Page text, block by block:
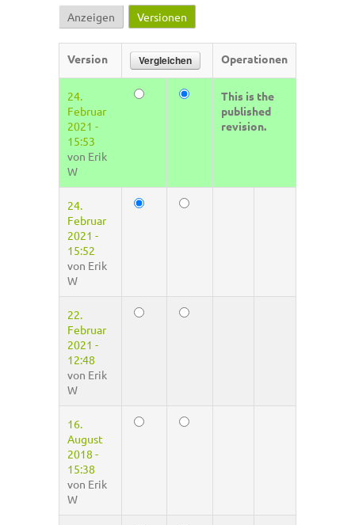
Haupt-Reiter
Anzeigen Versionen
Version Operationen
24.
Februar
2021 -
15:53
von Erik
W
This is the
published
revision.
24.
Februar
2021 -
15:52
von Erik
W
22.
Februar
2021 -
12:48
von Erik
W
16.
August
2018 -
15:38
von Erik
W